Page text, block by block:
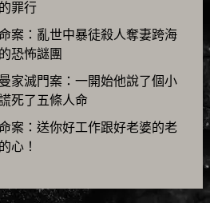
罪行
案：亂世中暴徒殺人奪妻跨海
恐怖謎團
家滅門案：一開始他說了個小
死了五條人命
案：送你好工作跟好老婆的老
心！